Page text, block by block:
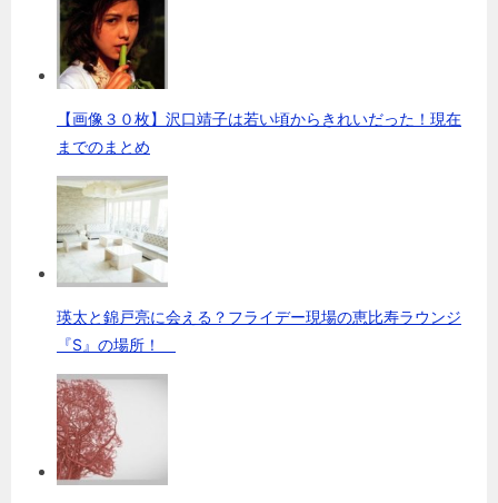
【画像３０枚】沢口靖子は若い頃からきれいだった！現在
までのまとめ
瑛太と錦戸亮に会える？フライデー現場の恵比寿ラウンジ
『S』の場所！